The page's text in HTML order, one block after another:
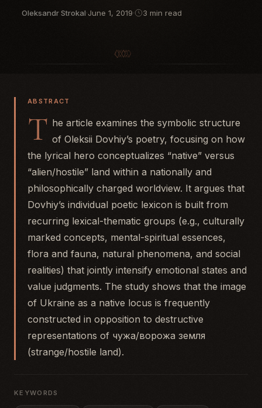
Oleksandr Strokal·June 1, 2019· 3 min read
ABSTRACT
T he article examines the symbolic structure
of Oleksii Dovhiy’s poetry, focusing on how
the lyrical hero conceptualizes “native” versus
“alien/hostile” land within a nationally and
philosophically charged worldview. It argues that
Dovhiy’s individual poetic lexicon is built from
recurring lexical-thematic groups (e.g., culturally
marked concepts, mental-spiritual essences,
flora and fauna, natural phenomena, and social
realities) that jointly intensify emotional states and
value judgments. The study shows that the image
of Ukraine as a native locus is frequently
constructed in opposition to destructive
representations of чужа/ворожа земля
(strange/hostile land).
KEYWORDS